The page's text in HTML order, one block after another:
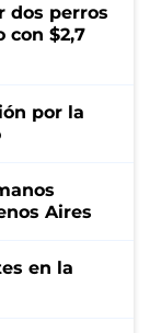
dos perros
con $2,7
por la
Aires
en la